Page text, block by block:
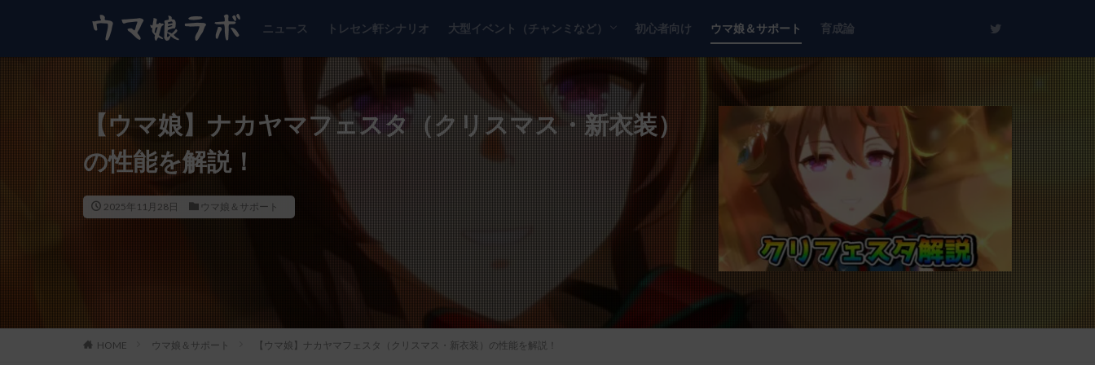
ニュース トレセン軒シナリオ 大型イベント（チャンミなど）
チャンピオンズミーティング
リーグオブヒーローズ
初心者向け ウマ娘＆サポート 育成論
【ウマ娘】ナカヤマフェスタ（クリスマス・新衣装）
の性能を解説！
2025年11月28日 ウマ娘＆サポート
HOME ウマ娘＆サポート 【ウマ娘】ナカヤマフェスタ（クリスマス・新衣装）の性能を解説！